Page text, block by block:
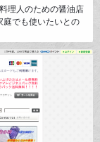
理人のための醤油店
庭でも使いたいとの
、ポン酢をはじめ、
醤油を取り扱ってお